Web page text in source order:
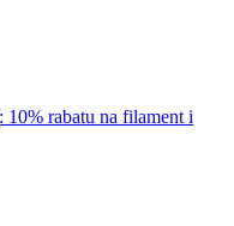
10% rabatu na filament i